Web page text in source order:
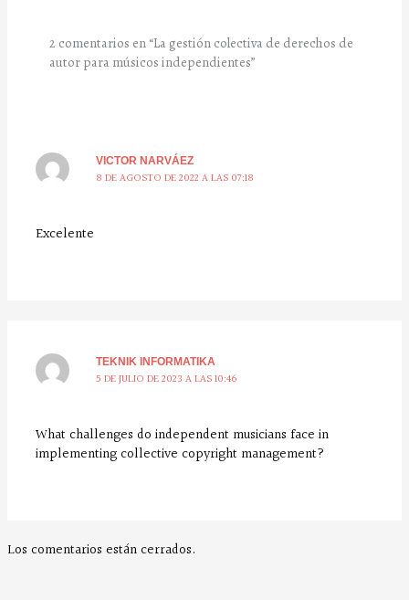
2 comentarios en “La gestión colectiva de derechos de
autor para músicos independientes”
VICTOR NARVÁEZ
8 DE AGOSTO DE 2022 A LAS 07:18
Excelente
TEKNIK INFORMATIKA
5 DE JULIO DE 2023 A LAS 10:46
What challenges do independent musicians face in
implementing collective copyright management?
Los comentarios están cerrados.